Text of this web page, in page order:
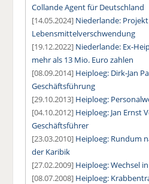
Collande Agent für Deutschland
[14.05.2024] Niederlande:
Lebensmittelverschwendung
[19.12.2022] Niederlande: Ex-
mehr als 13 Mio. Euro zahlen
[08.09.2014] Heiploeg: Dirk-Jan
Geschäftsführung
[29.10.2013] Heiploeg:
[04.10.2012] Heiploeg: Jan Ernst
Geschäftsführer
[23.03.2010] Heiploeg: Rundum
der Karibik
[27.02.2009] Heiploeg: Wechsel
[08.07.2008] Heiploeg: